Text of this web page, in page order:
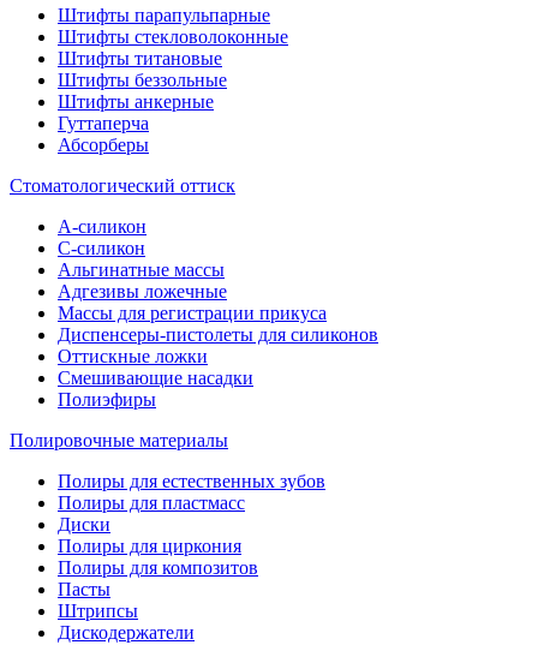
Штифты парапульпарные
Штифты стекловолоконные
Штифты титановые
Штифты беззольные
Штифты анкерные
Гуттаперча
Абсорберы
Стоматологический оттиск
А-силикон
C-силикон
Альгинатные массы
Адгезивы ложечные
Массы для регистрации прикуса
Диспенсеры-пистолеты для силиконов
Оттискные ложки
Смешивающие насадки
Полиэфиры
Полировочные материалы
Полиры для естественных зубов
Полиры для пластмасс
Диски
Полиры для циркония
Полиры для композитов
Пасты
Штрипсы
Дискодержатели